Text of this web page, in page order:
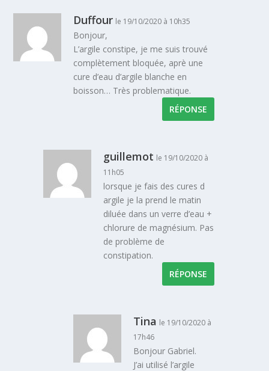
Duffour le 19/10/2020 à 10h35
Bonjour,
L’argile constipe, je me suis trouvé
complètement bloquée, aprè une
cure d’eau d’argile blanche en
boisson… Très problematique.
RÉPONSE
guillemot le 19/10/2020 à
11h05
lorsque je fais des cures d
argile je la prend le matin
diluée dans un verre d’eau +
chlorure de magnésium. Pas
de problème de
constipation.
RÉPONSE
Tina le 19/10/2020 à
17h46
Bonjour Gabriel.
J’ai utilisé l’argile